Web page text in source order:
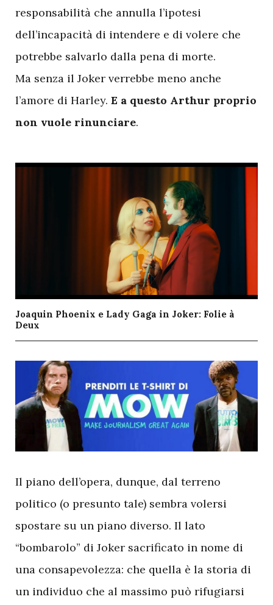
responsabilità che annulla l’ipotesi
dell’incapacità di intendere e di volere che
potrebbe salvarlo dalla pena di morte.
Ma senza il Joker verrebbe meno anche
l’amore di Harley. E a questo Arthur proprio
non vuole rinunciare.
Joaquin Phoenix e Lady Gaga in Joker: Folie à
Deux
Il piano dell’opera, dunque, dal terreno
politico (o presunto tale) sembra volersi
spostare su un piano diverso. Il lato
“bombarolo” di Joker sacrificato in nome di
una consapevolezza: che quella è la storia di
un individuo che al massimo può rifugiarsi